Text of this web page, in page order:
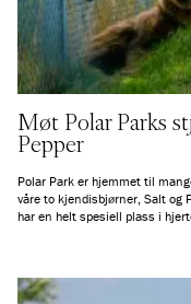
Møt Polar Parks
Pepper
Polar Park er hjemmet til
våre to kjendisbjørner, Salt og
har en helt spesiell plass i